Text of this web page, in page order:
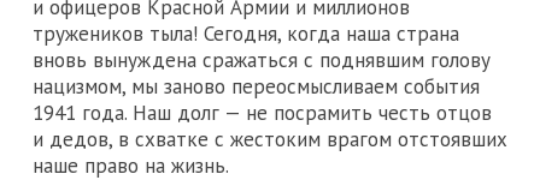
и офицеров Красной Армии и миллионов
тружеников тыла! Сегодня, когда наша страна
вновь вынуждена сражаться с поднявшим голову
нацизмом, мы заново переосмысливаем события
1941 года. Наш долг — не посрамить честь отцов
и дедов, в схватке с жестоким врагом отстоявших
наше право на жизнь.